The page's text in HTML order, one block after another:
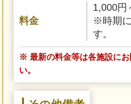
料金
1,000円
※時期
す。
※ 最新の料金等は各施設にお
い。